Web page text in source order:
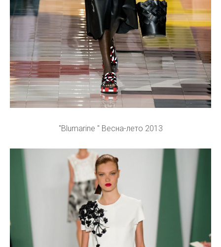
"Blumarine " Весна-лето 2013